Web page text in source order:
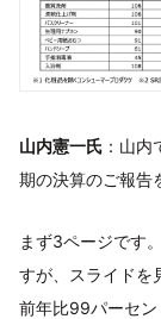
山内憲一氏 ：山
期の決算のご報告
まず3ページです
すが、スライドを
前年比99パーセン